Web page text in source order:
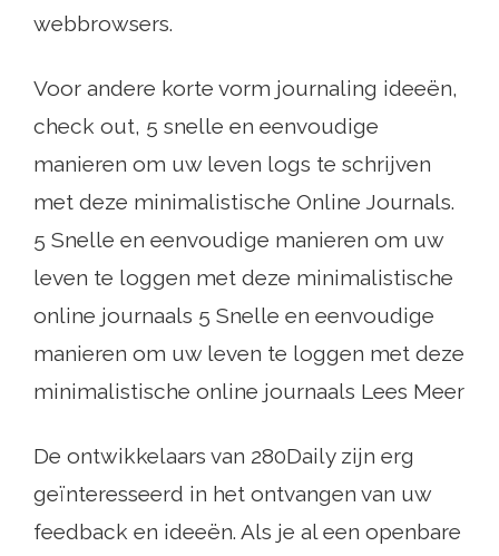
webbrowsers.
Voor andere korte vorm journaling ideeën,
check out, 5 snelle en eenvoudige
manieren om uw leven logs te schrijven
met deze minimalistische Online Journals.
5 Snelle en eenvoudige manieren om uw
leven te loggen met deze minimalistische
online journaals 5 Snelle en eenvoudige
manieren om uw leven te loggen met deze
minimalistische online journaals Lees Meer
De ontwikkelaars van 280Daily zijn erg
geïnteresseerd in het ontvangen van uw
feedback en ideeën. Als je al een openbare